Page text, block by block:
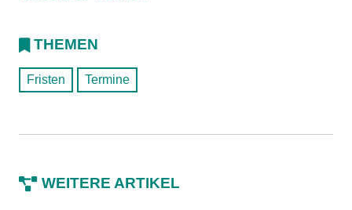
THEMEN
Fristen Termine
WEITERE ARTIKEL